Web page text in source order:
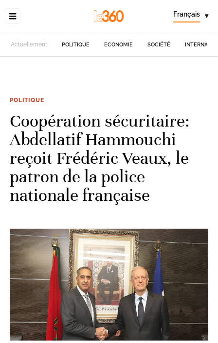
Français ▾
Actuellement POLITIQUE ECONOMIE SOCIÉTÉ
POLITIQUE
Coopération sécuritaire:
Abdellatif Hammouchi
reçoit Frédéric Veaux, le
patron de la police
nationale française